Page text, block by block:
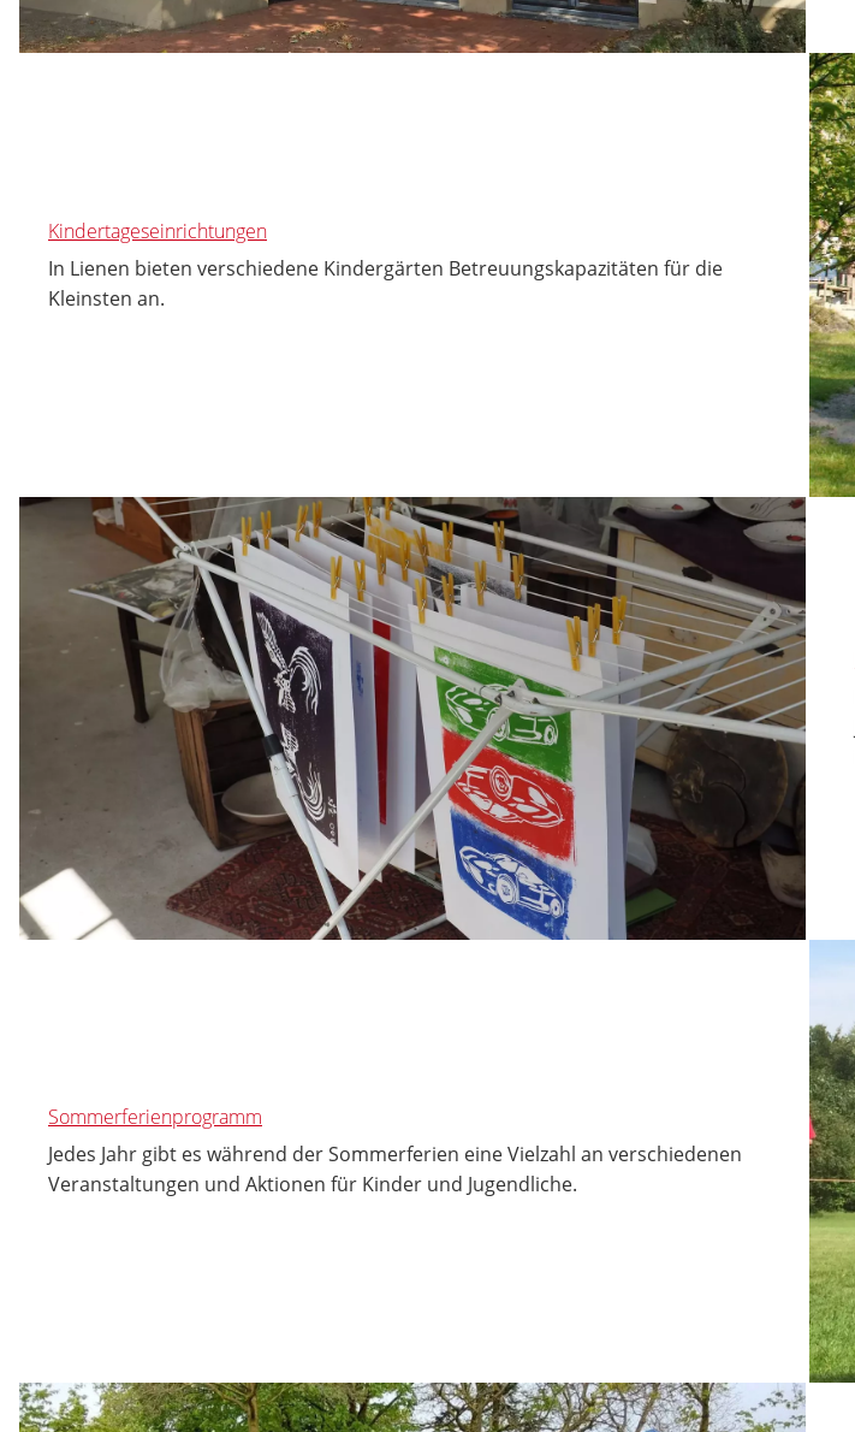
Kindertageseinrichtungen
In Lienen bieten verschiedene Kindergärten Betreuungskapazitäten für die
Kleinsten an.
Sommerferienprogramm
Jedes Jahr gibt es während der Sommerferien eine Vielzahl an verschiedenen
Veranstaltungen und Aktionen für Kinder und Jugendliche.